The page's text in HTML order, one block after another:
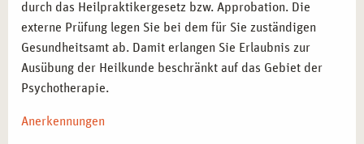
durch das Heilpraktikergesetz bzw. Approbation. Die
externe Prüfung legen Sie bei dem für Sie zuständigen
Gesundheitsamt ab. Damit erlangen Sie Erlaubnis zur
Ausübung der Heilkunde beschränkt auf das Gebiet der
Psychotherapie.
Anerkennungen